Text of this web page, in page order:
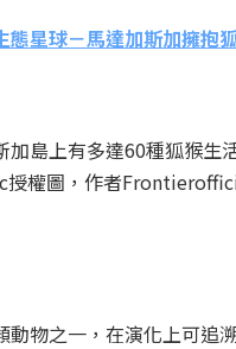
態星球－馬達加斯加擁抱
加島上有多達60種狐猴生
授權圖，作者
動物之一，在演化上可追